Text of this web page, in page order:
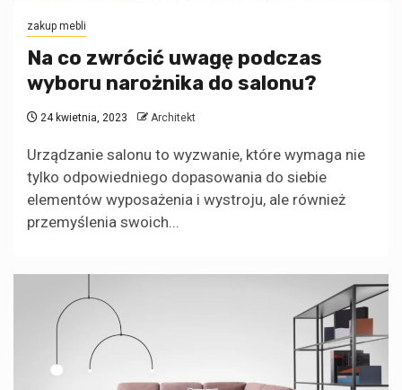
zakup mebli
Na co zwrócić uwagę podczas
wyboru narożnika do salonu?
24 kwietnia, 2023 Architekt
Urządzanie salonu to wyzwanie, które wymaga nie
tylko odpowiedniego dopasowania do siebie
elementów wyposażenia i wystroju, ale również
przemyślenia swoich...